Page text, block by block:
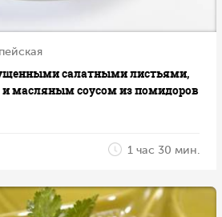
салатными листьями,
масляным соусом из помидоров
1 час 30 мин.